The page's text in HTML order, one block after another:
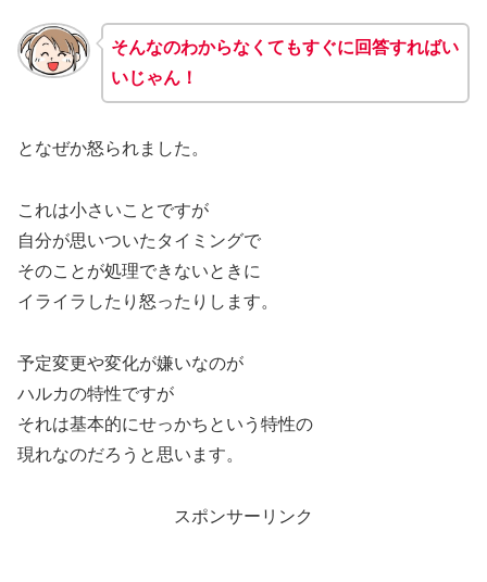
そんなのわからなくてもすぐに回答すればい
いじゃん！
となぜか怒られました。
これは小さいことですが
自分が思いついたタイミングで
そのことが処理できないときに
イライラしたり怒ったりします。
予定変更や変化が嫌いなのが
ハルカの特性ですが
それは基本的にせっかちという特性の
現れなのだろうと思います。
スポンサーリンク